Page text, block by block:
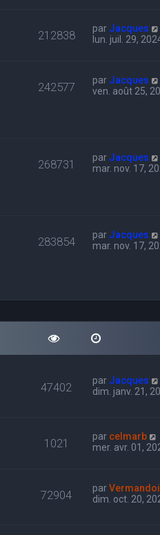
212838 par Jacques
lun. juil. 29,
242577 par Jacques
ven. août 25,
268731 par Jacques
mar. nov. 17,
283854 par Jacques
mar. nov. 17,
47402 par Jacques
dim. janv. 21,
1021 par celmarb
mer. avr. 01,
72904 par
dim. oct. 20,